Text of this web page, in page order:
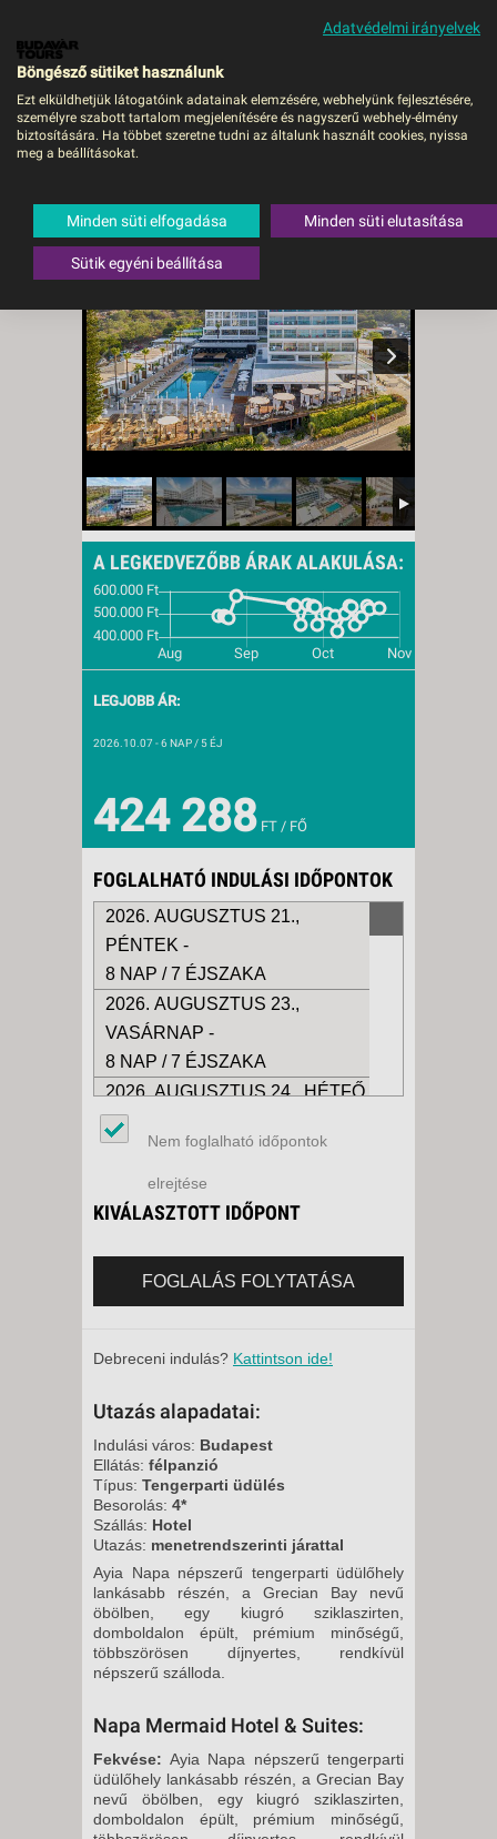
MENÜ
Napa Mermaid Hotel &
Ciprus,Dél-Ciprus, Ayia Napa
A LEGKEDVEZŐBB ÁRAK ALAKULÁSA:
LEGJOBB ÁR:
2026.10.07- 6 NAP / 5 ÉJ
424 288 FT / FŐ
FOGLALHATÓ INDULÁSI IDŐPONTOK
2026. AUGUSZTUS 21.,
PÉNTEK -
8 NAP / 7 ÉJSZAKA
2026. AUGUSZTUS 23.,
VASÁRNAP -
8 NAP / 7 ÉJSZAKA
2026. AUGUSZTUS 24., HÉTFŐ
-
8 NAP / 7 ÉJSZAKA
2026. AUGUSZTUS 24., HÉTFŐ
-
2026. AUGUSZTUS 25., KEDD -
PÉNTEK -
2026. SZEPTEMBER 20.,
VASÁRNAP -
15 NAP / 14 ÉJSZAKA
2026. SZEPTEMBER 20.,
VASÁRNAP -
2026. SZEPTEMBER 21.,
HÉTFŐ -
8 NAP / 7 ÉJSZAKA
2026. SZEPTEMBER 21.,
10 NAP / 9 ÉJSZAKA
2026. SZEPTEMBER 23.,
SZERDA -
6 NAP / 5 ÉJSZAKA
Nem foglalható időpontok
elrejtése
KIVÁLASZTOTT IDŐPONT
FOGLALÁS FOLYTATÁSA
Debreceni indulás? Kattintson ide!
Utazás alapadatai:
Indulási város: Budapest
Ellátás: félpanzió
Típus: Tengerparti üdülés
Besorolás: 4*
Szállás: Hotel
Utazás: menetrendszerinti járattal
Ayia Napa népszerű tengerparti üdülőhely
lankásabb részén, a Grecian Bay nevű
öbölben, egy kiugró sziklaszirten,
domboldalon épült, prémium minőségű,
többszörösen díjnyertes, rendkívül
népszerű szálloda.
Napa Mermaid Hotel & Suites:
Fekvése: Ayia Napa népszerű tengerparti
üdülőhely lankásabb részén, a Grecian Bay
nevű öbölben, egy kiugró sziklaszirten,
domboldalon épült, prémium minőségű,
Adatvédelmi irányelvek
Böngésző sütiket használunk
Ezt elküldhetjük látogatóink adatainak elemzésére, webhelyünk fejlesztésére,
személyre szabott tartalom megjelenítésére és nagyszerű webhely-élmény
biztosítására. Ha többet szeretne tudni az általunk használt cookies, nyissa
meg a beállításokat.
Minden süti elfogadása Minden süti elutasítása
Sütik egyéni beállítása